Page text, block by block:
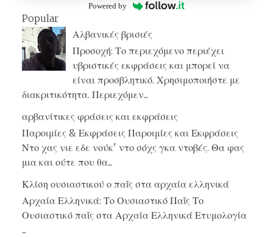
Powered by
Popular
Αλβανικές βρισιές
Προσοχή: Το περιεχόμενο περιέχει
υβριστικές εκφράσεις και μπορεί να
είναι προσβλητικό. Χρησιμοποιήστε με
διακριτικότητα. Περιεχόμεν...
αρβανίτικες φράσεις και εκφράσεις
Παροιμίες & Εκφράσεις Παροιμίες και Εκφράσεις
Ντο χας νιε εδε νούκ' ντο σόχς γκα ντοβές. Θα φας
μια και ούτε που θα...
Κλίση ουσιαστικού ο παῖς στα αρχαία ελληνικά
Αρχαία Ελληνικά: Το Ουσιαστικό Παῖς Το
Ουσιαστικό παῖς στα Αρχαία Ελληνικά Ετυμολογία
...